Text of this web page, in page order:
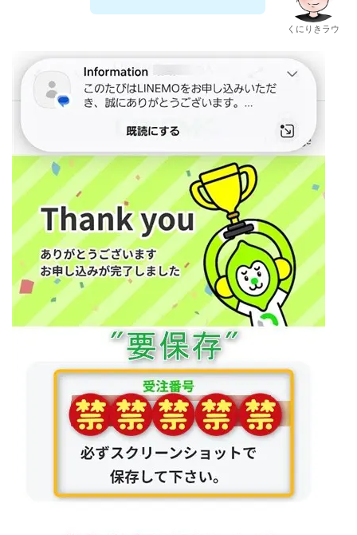
くにりきラウ